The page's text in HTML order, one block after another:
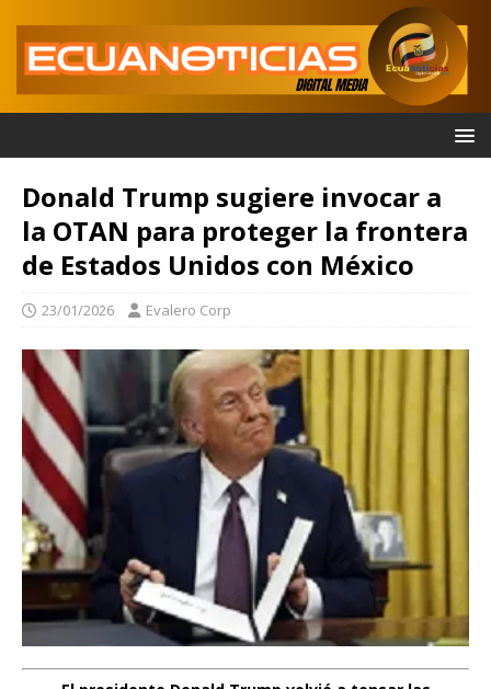
Donald Trump sugiere invocar a
la OTAN para proteger la frontera
de Estados Unidos con México
23/01/2026 Evalero Corp